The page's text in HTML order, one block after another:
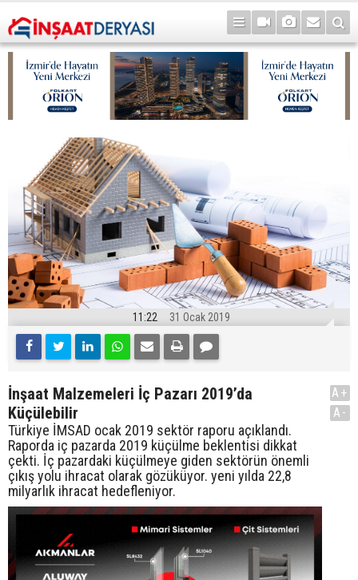
11:22 31 Ocak 2019
İnşaat Malzemeleri İç Pazarı 2019’da
Küçülebilir
Türkiye İMSAD ocak 2019 sektör raporu açıklandı.
Raporda iç pazarda 2019 küçülme beklentisi dikkat
çekti. İç pazardaki küçülmeye giden sektörün önemli
çıkış yolu ihracat olarak gözüküyor. yeni yılda 22,8
milyarlık ihracat hedefleniyor.
A+
A-